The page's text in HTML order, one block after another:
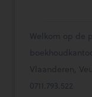
Welkom op de
Vlaanderen,
0711.793.522